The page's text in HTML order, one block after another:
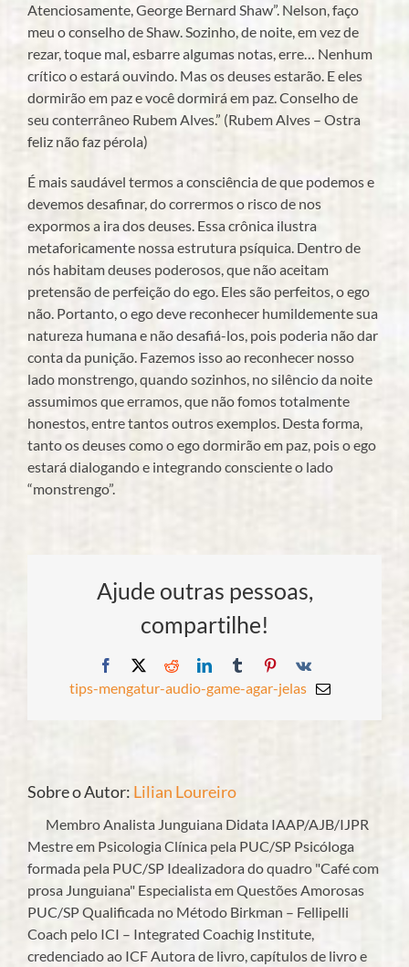
Atenciosamente, George Bernard Shaw”. Nelson, faço
meu o conselho de Shaw. Sozinho, de noite, em vez de
rezar, toque mal, esbarre algumas notas, erre… Nenhum
crítico o estará ouvindo. Mas os deuses estarão. E eles
dormirão em paz e você dormirá em paz. Conselho de
seu conterrâneo Rubem Alves.” (Rubem Alves – Ostra
feliz não faz pérola)
É mais saudável termos a consciência de que podemos e
devemos desafinar, do corrermos o risco de nos
expormos a ira dos deuses. Essa crônica ilustra
metaforicamente nossa estrutura psíquica. Dentro de
nós habitam deuses poderosos, que não aceitam
pretensão de perfeição do ego. Eles são perfeitos, o ego
não. Portanto, o ego deve reconhecer humildemente sua
natureza humana e não desafiá-los, pois poderia não dar
conta da punição. Fazemos isso ao reconhecer nosso
lado monstrengo, quando sozinhos, no silêncio da noite
assumimos que erramos, que não fomos totalmente
honestos, entre tantos outros exemplos. Desta forma,
tanto os deuses como o ego dormirão em paz, pois o ego
estará dialogando e integrando consciente o lado
“monstrengo”.
Ajude outras pessoas,
compartilhe!
Facebook
X RedditLinkedInTumblrPinterest
Vk
tips-mengatur-audio-game-agar-jelas
E-
Sobre o Autor: Lilian Loureiro
Membro Analista Junguiana Didata IAAP/AJB/IJPR
Mestre em Psicologia Clínica pela PUC/SP Psicóloga
formada pela PUC/SP Idealizadora do quadro "Café com
prosa Junguiana" Especialista em Questões Amorosas
PUC/SP Qualificada no Método Birkman – Fellipelli
Coach pelo ICI – Integrated Coachig Institute,
credenciado ao ICF Autora de livro, capítulos de livro e